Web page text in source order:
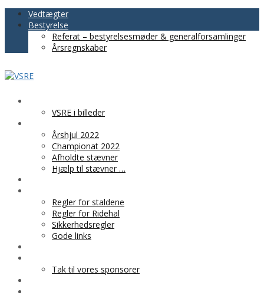
Vedtægter
Bestyrelse
Referat – bestyrelsesmøder & generalforsamlinger
Årsregnskaber
VSRE i billeder
Årshjul 2022
Championat 2022
Afholdte stævner
Hjælp til stævner …
Regler for staldene
Regler for Ridehal
Sikkerhedsregler
Gode links
Tak til vores sponsorer